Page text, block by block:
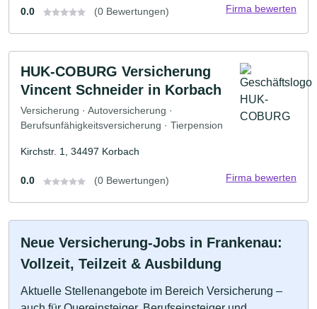
0.0 (0 Bewertungen) Firma bewerten
HUK-COBURG Versicherung
Vincent Schneider in Korbach
Versicherung · Autoversicherung ·
Berufsunfähigkeitsversicherung · Tierpension
Kirchstr. 1, 34497 Korbach
0.0 (0 Bewertungen) Firma bewerten
Neue Versicherung-Jobs in Frankenau:
Vollzeit, Teilzeit & Ausbildung
Aktuelle Stellenangebote im Bereich Versicherung –